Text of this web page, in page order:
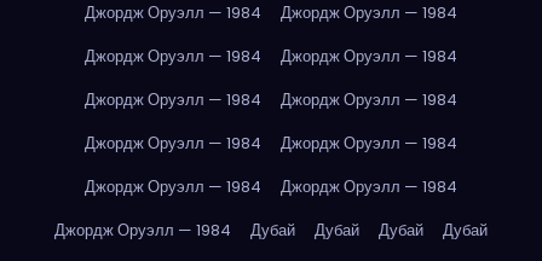
Джордж Оруэлл — 1984
Джордж Оруэлл — 1984
Джордж Оруэлл — 1984
Джордж Оруэлл — 1984
Джордж Оруэлл — 1984
Джордж Оруэлл — 1984
Джордж Оруэлл — 1984
Джордж Оруэлл — 1984
Джордж Оруэлл — 1984
Джордж Оруэлл — 1984
Джордж Оруэлл — 1984
Дубай Дубай Дубай
Дубай